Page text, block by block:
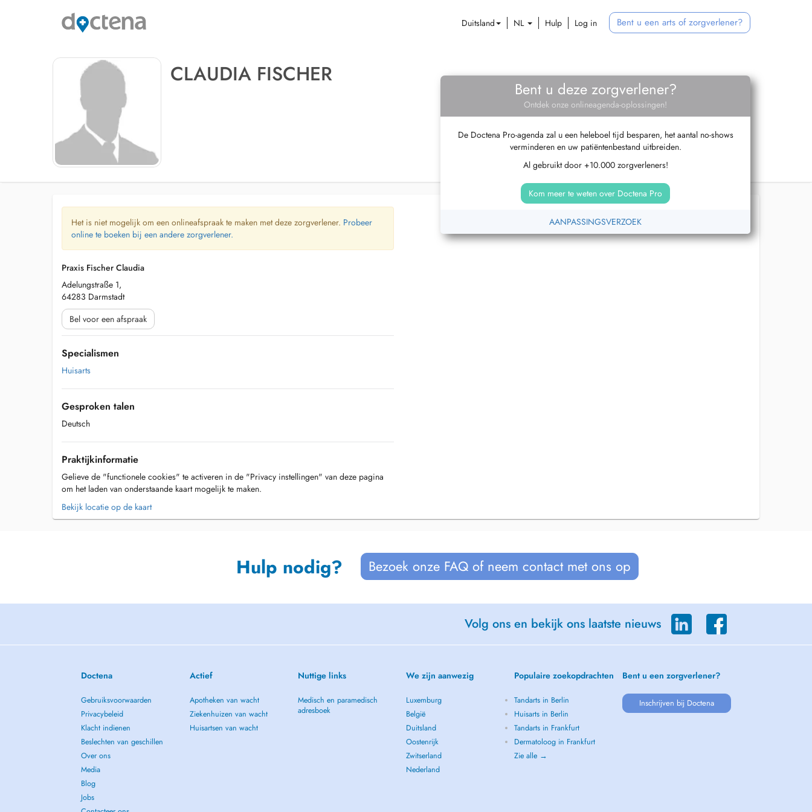
Duitsland NL Hulp Log in Bent u een arts of zorgverlener?
CLAUDIA FISCHER
Bent u deze zorgverlener?
Ontdek onze onlineagenda-oplossingen!
De Doctena Pro-agenda zal u een heleboel tijd besparen, het aantal no-shows
verminderen en uw patiëntenbestand uitbreiden.
Al gebruikt door +10.000 zorgverleners!
Kom meer te weten over Doctena Pro
AANPASSINGSVERZOEK
Het is niet mogelijk om een onlineafspraak te maken met deze zorgverlener. Probeer
online te boeken bij een andere zorgverlener.
Praxis Fischer Claudia
Adelungstraße 1,
64283 Darmstadt
Bel voor een afspraak
Specialismen
Huisarts
Gesproken talen
Deutsch
Praktijkinformatie
Gelieve de "functionele cookies" te activeren in de "Privacy instellingen" van deze pagina
om het laden van onderstaande kaart mogelijk te maken.
Bekijk locatie op de kaart
Hulp nodig? Bezoek onze FAQ of neem contact met ons op
Volg ons en bekijk ons laatste nieuws
Doctena
Gebruiksvoorwaarden
Privacybeleid
Klacht indienen
Beslechten van geschillen
Over ons
Media
Blog
Jobs
Actief
Apotheken van wacht
Ziekenhuizen van wacht
Huisartsen van wacht
Nuttige links
Medisch en paramedisch
adresboek
We zijn aanwezig
Luxemburg
België
Duitsland
Oostenrijk
Zwitserland
Nederland
Populaire zoekopdrachten
Tandarts in Berlin
Huisarts in Berlin
Tandarts in Frankfurt
Dermatoloog in Frankfurt
Zie alle →
Bent u een zorgverlener?
Inschrijven bij Doctena